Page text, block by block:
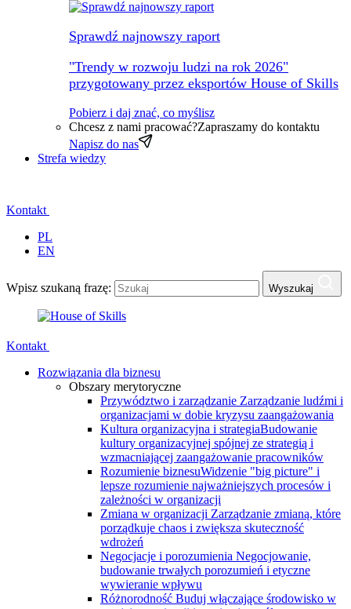
Sprawdź najnowszy raport
"Trendy w rozwoju ludzi na rok 2026"
przygotowany przez eksportów House of Skills
Pobierz i daj znać, co myślisz
Chcesz z nami pracować?Zapraszamy do kontaktu
Napisz do nas
Strefa wiedzy
Kontakt
PL
EN
Wpisz szukaną frazę: Wyszukaj
Kontakt
Rozwiązania dla biznesu
Obszary merytoryczne
Przywództwo i zarządzanie Zarządzanie ludźmi i
organizacjami w dobie kryzysu zaangażowania
Kultura organizacyjna i strategiaBudowanie
kultury organizacyjnej spójnej ze strategią i
wzmacniającej zaangażowanie pracowników
Rozumienie biznesuWidzenie "big picture" i
lepsze rozumienie najważniejszych procesów i
zależności w organizacji
Zmiana w organizacji Zarządzanie zmianą, które
porządkuje chaos i zwiększa skuteczność
wdrożeń
Negocjacje i porozumienia Negocjowanie,
budowanie trwałych porozumień i etyczne
wywieranie wpływu
Różnorodność Buduj włączające środowisko w